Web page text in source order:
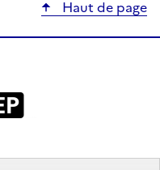
Haut de page